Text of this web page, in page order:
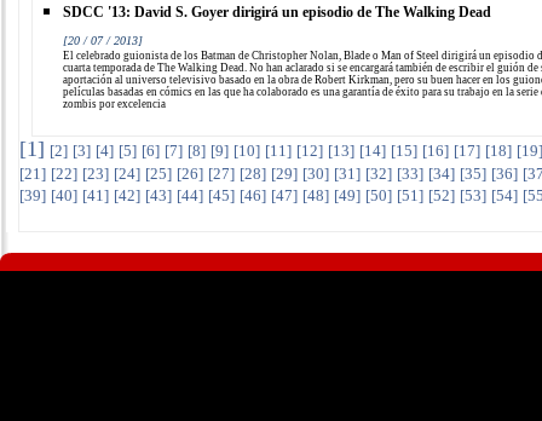
SDCC '13: David S. Goyer dirigirá un episodio de The Walking Dead
[20 / 07 / 2013]
El celebrado guionista de los Batman de Christopher Nolan, Blade o Man of Steel dirigirá un episodio
cuarta temporada de The Walking Dead. No han aclarado si se encargará también de escribir el guión de
aportación al universo televisivo basado en la obra de Robert Kirkman, pero su buen hacer en los
películas basadas en cómics en las que ha colaborado es una garantía de éxito para su trabajo en la serie
zombis por excelencia
[1] [2] [3] [4] [5] [6] [7] [8] [9] [10] [11] [12] [13] [14] [15] [16] [17] [18] [19]
[21] [22] [23] [24] [25] [26] [27] [28] [29] [30] [31] [32] [33] [34] [35] [36] [
[39] [40] [41] [42] [43] [44] [45] [46] [47] [48] [49] [50] [51] [52] [53] [54] [